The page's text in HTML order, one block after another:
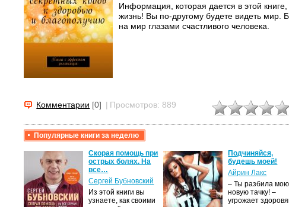
Информация, которая дается в этой
жизнь! Вы по-другому будете видеть мир.
на мир глазами счастливого человека.
Комментарии [0] | Просмотров: 889
Популярные книги за неделю
Скорая помощь при
острых болях. На
все…
Сергей Бубновский
Из этой книги вы
узнаете, как своими
Подчиняйся,
будешь моей!
Айрин Лакс
– Ты разбила мою
новую тачку! –
угрожает